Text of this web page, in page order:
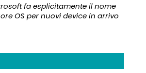
fa esplicitamente il nome
OS per nuovi device in arrivo